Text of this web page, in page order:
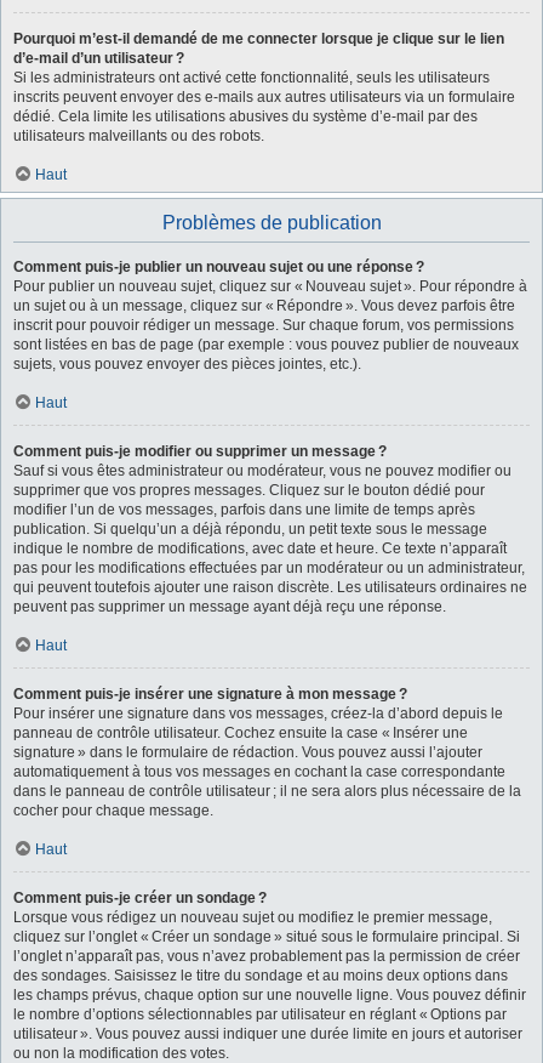
Pourquoi m’est-il demandé de me connecter lorsque je clique sur le lien
d’e-mail d’un utilisateur ?
Si les administrateurs ont activé cette fonctionnalité, seuls les utilisateurs
inscrits peuvent envoyer des e-mails aux autres utilisateurs via un formulaire
dédié. Cela limite les utilisations abusives du système d’e-mail par des
utilisateurs malveillants ou des robots.
Haut
Problèmes de publication
Comment puis-je publier un nouveau sujet ou une réponse ?
Pour publier un nouveau sujet, cliquez sur « Nouveau sujet ». Pour répondre à
un sujet ou à un message, cliquez sur « Répondre ». Vous devez parfois être
inscrit pour pouvoir rédiger un message. Sur chaque forum, vos permissions
sont listées en bas de page (par exemple : vous pouvez publier de nouveaux
sujets, vous pouvez envoyer des pièces jointes, etc.).
Haut
Comment puis-je modifier ou supprimer un message ?
Sauf si vous êtes administrateur ou modérateur, vous ne pouvez modifier ou
supprimer que vos propres messages. Cliquez sur le bouton dédié pour
modifier l’un de vos messages, parfois dans une limite de temps après
publication. Si quelqu’un a déjà répondu, un petit texte sous le message
indique le nombre de modifications, avec date et heure. Ce texte n’apparaît
pas pour les modifications effectuées par un modérateur ou un administrateur,
qui peuvent toutefois ajouter une raison discrète. Les utilisateurs ordinaires ne
peuvent pas supprimer un message ayant déjà reçu une réponse.
Haut
Comment puis-je insérer une signature à mon message ?
Pour insérer une signature dans vos messages, créez-la d’abord depuis le
panneau de contrôle utilisateur. Cochez ensuite la case « Insérer une
signature » dans le formulaire de rédaction. Vous pouvez aussi l’ajouter
automatiquement à tous vos messages en cochant la case correspondante
dans le panneau de contrôle utilisateur ; il ne sera alors plus nécessaire de la
cocher pour chaque message.
Haut
Comment puis-je créer un sondage ?
Lorsque vous rédigez un nouveau sujet ou modifiez le premier message,
cliquez sur l’onglet « Créer un sondage » situé sous le formulaire principal. Si
l’onglet n’apparaît pas, vous n’avez probablement pas la permission de créer
des sondages. Saisissez le titre du sondage et au moins deux options dans
les champs prévus, chaque option sur une nouvelle ligne. Vous pouvez définir
le nombre d’options sélectionnables par utilisateur en réglant « Options par
utilisateur ». Vous pouvez aussi indiquer une durée limite en jours et autoriser
ou non la modification des votes.